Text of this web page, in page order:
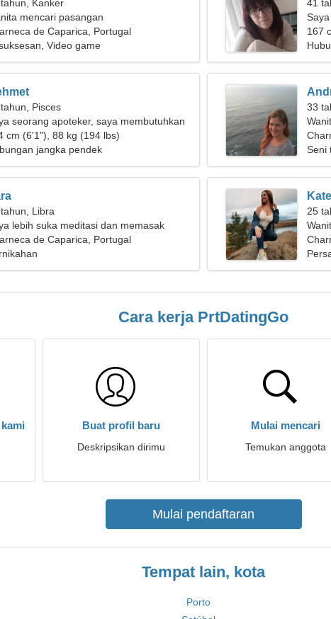
Kanker
mencari pasangan
de Caparica, Portugal
Video game
41
167
Pisces
seorang apoteker, saya membutuhkan
yang luar biasa
cm (6'1"), 88 kg (194 lbs)
jangka pendek
33
Seni
Libra
lebih suka meditasi dan memasak
de Caparica, Portugal
Kate
25
Cara kerja PrtDatingGo
Buat profil baru
Deskripsikan dirimu
Mulai mencari
Temukan anggota
Mulai pendaftaran
Tempat lain, kota
Porto